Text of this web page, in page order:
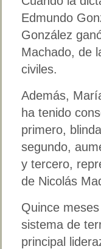
Edmundo
González
Machado, de
civiles.
Además,
ha tenido
primero,
segundo,
y tercero,
de Nicolás
Quince
sistema de
principal